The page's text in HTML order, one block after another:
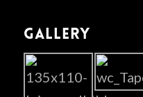
GALLERY